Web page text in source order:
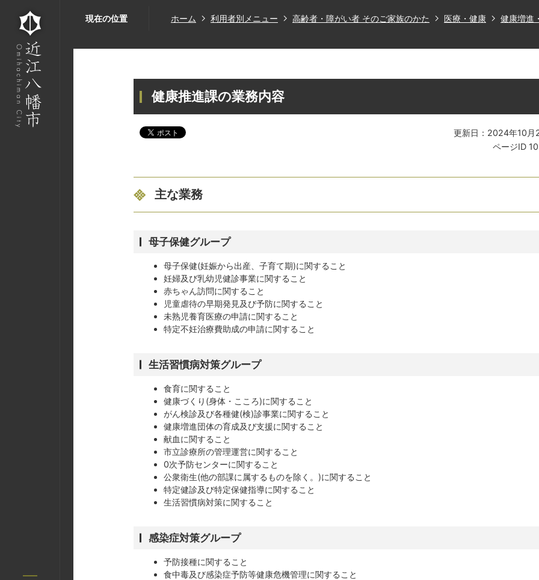
現在の位置 ホーム 利用者別メニュー 高齢者・障がい者 そのご家族のかた 医療・健康 健康増進
健康推進課の業務内容
更新日：2024年10月
ページID
主な業務
母子保健グループ
母子保健(妊娠から出産、子育て期)に関すること
妊婦及び乳幼児健診事業に関すること
赤ちゃん訪問に関すること
児童虐待の早期発見及び予防に関すること
未熟児養育医療の申請に関すること
特定不妊治療費助成の申請に関すること
生活習慣病対策グループ
食育に関すること
健康づくり(身体・こころ)に関すること
がん検診及び各種健(検)診事業に関すること
健康増進団体の育成及び支援に関すること
献血に関すること
市立診療所の管理運営に関すること
0次予防センターに関すること
公衆衛生(他の部課に属するものを除く。)に関すること
特定健診及び特定保健指導に関すること
生活習慣病対策に関すること
感染症対策グループ
予防接種に関すること
食中毒及び感染症予防等健康危機管理に関すること